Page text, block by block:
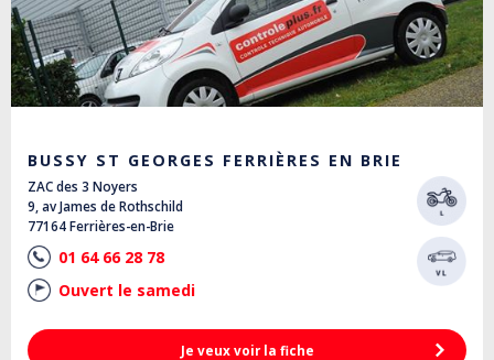
BUSSY ST GEORGES FERRIÈRES EN BRIE
ZAC des 3 Noyers
9, av James de Rothschild
77164 Ferrières-en-Brie
01 64 66 28 78
Ouvert le samedi
Je veux voir la fiche